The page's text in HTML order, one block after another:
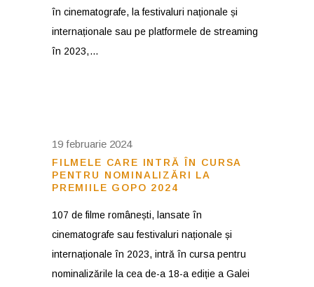
în cinematografe, la festivaluri naționale și
internaționale sau pe platformele de streaming
în 2023,
19 februarie 2024
FILMELE CARE INTRĂ ÎN CURSA
PENTRU NOMINALIZĂRI LA
PREMIILE GOPO 2024
107 de filme românești, lansate în
cinematografe sau festivaluri naționale și
internaționale în 2023, intră în cursa pentru
nominalizările la cea de-a 18-a ediție a Galei